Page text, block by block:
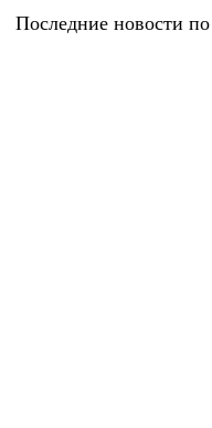
Последние новости